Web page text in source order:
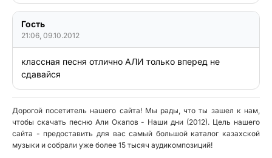
Гость
21:06, 09.10.2012
классная песня отлично АЛИ только вперед не
сдавайся
Дорогой посетитель нашего сайта! Мы рады, что ты зашел к нам,
чтобы скачать песню Али Окапов - Наши дни (2012). Цель нашего
сайта - предоставить для вас самый большой каталог казахской
музыки и собрали уже более 15 тысяч аудикомпозиций!